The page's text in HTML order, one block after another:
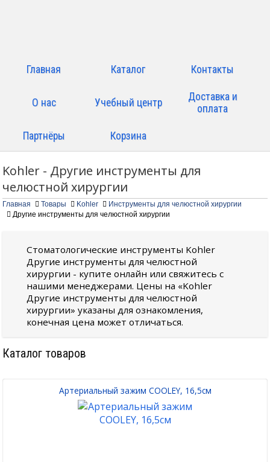
Главная Каталог Контакты
О нас Учебный центр
Доставка и
оплата
Партнёры Корзина
Kohler - Другие инструменты для
челюстной хирургии
Главная Товары Kohler
Инструменты для челюстной хирургии
Другие инструменты для челюстной хирургии
Стоматологические инструменты Kohler
Другие инструменты для челюстной
хирургии - купите онлайн или свяжитесь с
нашими менеджерами. Цены на «Kohler
Другие инструменты для челюстной
хирургии» указаны для ознакомления,
конечная цена может отличаться.
Каталог товаров
Артериальный зажим COOLEY, 16,5см